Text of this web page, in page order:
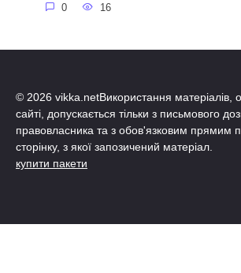
0 16
© 2026 vikka.netВикористання матеріалів,
сайті, допускається тільки з письмового
правовласника та з обов'язковим прямим
сторінку, з якої запозичений матеріал.
купити пакети